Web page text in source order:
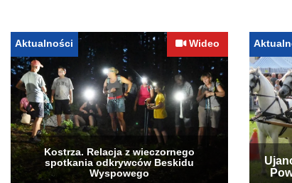
Aktualności Wideo
Kostrza. Relacja z wieczornego
spotkania odkrywców Beskidu
Wyspowego